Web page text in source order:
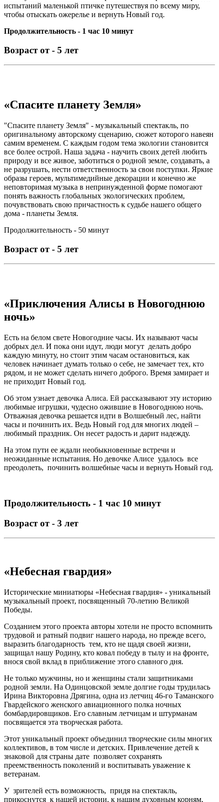
испытаний маленькой птичке путешествуя по всему миру,
чтобы отыскать ожерелье и вернуть Новый год.
Продолжительность - 1 час 10 минут
Возраст от - 5 лет
«Спасите планету Земля»
"Спасите планету Земля" - музыкальный спектакль, по
оригинальному авторскому сценарию, сюжет которого навеян
самим временем. С каждым годом тема экологии становится
все более острой. Наша задача - научить своих детей любить
природу и все живое, заботиться о родной земле, создавать, а
не разрушать, нести ответственность за свои поступки. Яркие
образы героев, мультимедийные декорации и конечно же
неповторимая музыка в непринужденной форме помогают
понять важность глобальных экологических проблем,
почувствовать свою причастность к судьбе нашего общего
дома - планеты Земля.
Продолжительность - 50 минут
Возраст от - 5 лет
«Приключения Алисы в Новогоднюю
ночь»
Есть на белом свете Новогодние часы. Их называют часы
добрых дел. И пока они идут, люди могут делать добро
каждую минуту, но стоит этим часам остановиться, как
человек начинает думать только о себе, не замечает тех, кто
рядом, и не может сделать ничего доброго. Время замирает и
не приходит Новый год.
Об этом узнает девочка Алиса. Ей рассказывают эту историю
любимые игрушки, чудесно ожившие в Новогоднюю ночь.
Отважная девочка решается идти в Волшебный лес, найти
часы и починить их. Ведь Новый год для многих людей –
любимый праздник. Он несет радость и дарит надежду.
На этом пути ее ждали необыкновенные встречи и
неожиданные испытания. Но девочке Алисе удалось все
преодолеть, починить волшебные часы и вернуть Новый год.
Продолжительность - 1 час 10 минут
Возраст от - 3 лет
«Небесная гвардия»
Исторические миниатюры «Небесная гвардия» - уникальный
музыкальный проект, посвященный 70-летию Великой
Победы.
Созданием этого проекта авторы хотели не просто вспомнить
трудовой и ратный подвиг нашего народа, но прежде всего,
выразить благодарность тем, кто не щадя своей жизни,
защищал нашу Родину, кто ковал победу в тылу и на фронте,
внося свой вклад в приближение этого славного дня.
Не только мужчины, но и женщины стали защитниками
родной земли. На Одинцовской земле долгие годы трудилась
Ирина Викторовна Дрягина, одна из летчиц 46-го Таманского
Гвардейского женского авиационного полка ночных
бомбардировщиков. Его славным летчицам и штурманам
посвящается эта творческая работа.
Этот уникальный проект объединил творческие силы многих
коллективов, в том числе и детских. Привлечение детей к
знаковой для страны дате позволяет сохранять
преемственность поколений и воспитывать уважение к
ветеранам.
У зрителей есть возможность, придя на спектакль,
прикоснутся к нашей истории, к нашим духовным корням,